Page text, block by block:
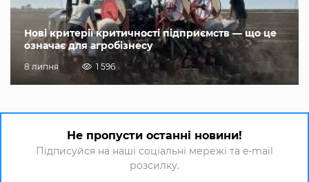
Нові критерії критичності підприємств — що це
означає для агробізнесу
8 липня 1 596
Не пропусти останні новини!
Підписуйся на наші соціальні мережі та e-mail
розсилку.